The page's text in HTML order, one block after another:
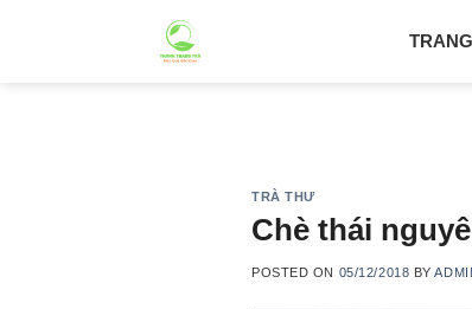
TRÀ THƯ
Chè thái
POSTED ON 05/12/2018 BY